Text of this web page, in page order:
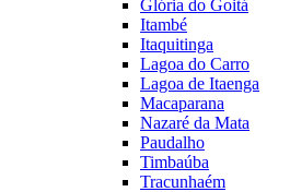
Glória do Goitá
Itambé
Itaquitinga
Lagoa do Carro
Lagoa de Itaenga
Macaparana
Nazaré da Mata
Paudalho
Timbaúba
Tracunhaém